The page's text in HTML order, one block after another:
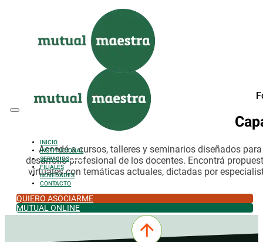
Saltar al pie de página
INICIO
INSTITUCIONAL
SERVICIOS
FILIALES
NOVEDADES
CONTACTO
QUIERO ASOCIARME
MUTUAL ONLINE
Accedé a cursos, talleres y seminarios diseñados
desarrollo profesional de los docentes. Encontrá
virtuales con temáticas actuales, dictadas por